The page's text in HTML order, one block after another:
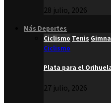
28 julio, 2026
Más Deportes
Ciclismo Tenis
Ciclismo
Plata para el
27 julio, 2026